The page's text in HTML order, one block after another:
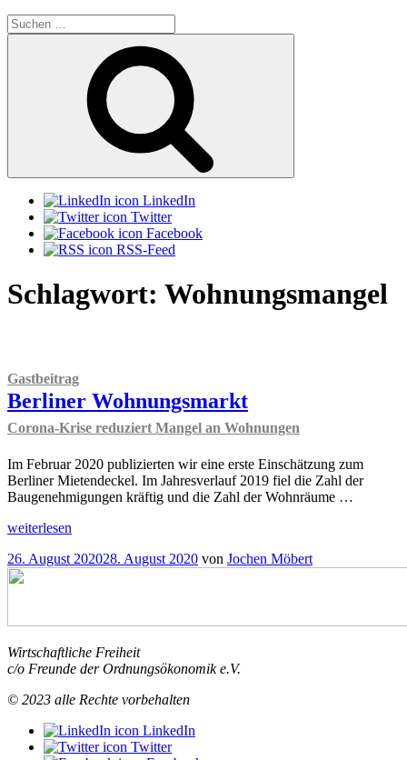
Suchen
nach:
LinkedIn
Twitter
Facebook
RSS-Feed
Schlagwort: Wohnungsmangel
Gastbeitrag
Berliner Wohnungsmarkt
Corona-Krise reduziert Mangel an Wohnungen
Im Februar 2020 publizierten wir eine erste Einschätzung zum
Berliner Mietendeckel. Im Jahresverlauf 2019 fiel die Zahl der
Baugenehmigungen kräftig und die Zahl der Wohnräume …
„Gastbeitrag
Wohnungsmarkt
Corona-
Mangel
Wohnungen
“
weiterlesen
Veröffentlicht
am
26. August 202028. August 2020 von Jochen Möbert
Wirtschaftliche Freiheit
c/o Freunde der Ordnungsökonomik e.V.
© 2023 alle Rechte vorbehalten
LinkedIn
Twitter